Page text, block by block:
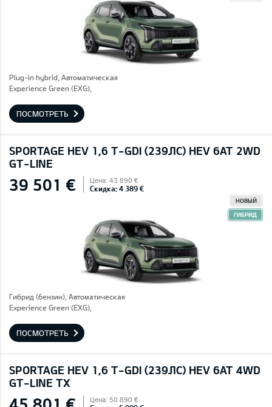
Plug-in hybrid, Автоматическая
Experience Green (EXG),
ПОСМОТРЕТЬ
SPORTAGE HEV 1,6 T-GDI (239ЛС) HEV 6AT 2WD
GT-LINE
39 501 € Цена: 43 890 €
Скидка: 4 389 €
НОВЫЙ
ГИБРИД
Гибрид (бензин), Автоматическая
Experience Green (EXG),
ПОСМОТРЕТЬ
SPORTAGE HEV 1,6 T-GDI (239ЛС) HEV 6AT 4WD
GT-LINE TX
Цена: 50 890 €